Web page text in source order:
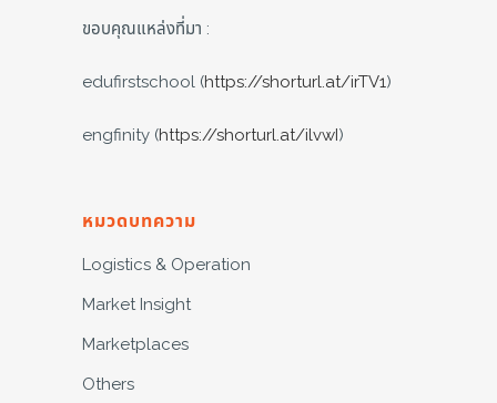
ขอบคุณแหล่งที่มา :
edufirstschool (https://shorturl.at/irTV1)
engfinity (https://shorturl.at/ilvwI)
หมวดบทความ
Logistics & Operation
Market Insight
Marketplaces
Others